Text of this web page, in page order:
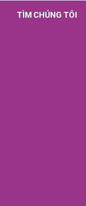
TÌM CHÚNG TÔI